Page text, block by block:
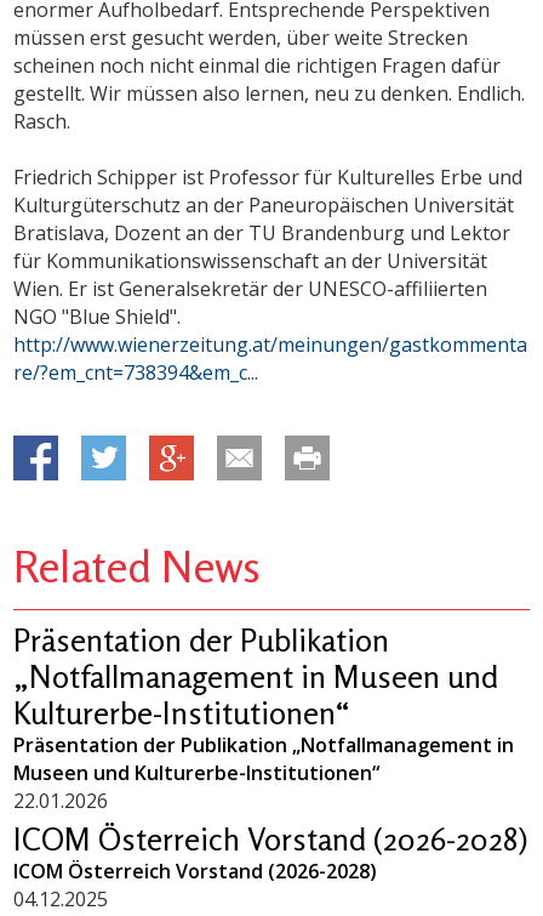
enormer Aufholbedarf. Entsprechende Perspektiven
müssen erst gesucht werden, über weite Strecken
scheinen noch nicht einmal die richtigen Fragen dafür
gestellt. Wir müssen also lernen, neu zu denken. Endlich.
Rasch.
Friedrich Schipper ist Professor für Kulturelles Erbe und
Kulturgüterschutz an der Paneuropäischen Universität
Bratislava, Dozent an der TU Brandenburg und Lektor
für Kommunikationswissenschaft an der Universität
Wien. Er ist Generalsekretär der UNESCO-affiliierten
NGO "Blue Shield".
http://www.wienerzeitung.at/meinungen/gastkommenta
re/?em_cnt=738394&em_c...
Related News
Präsentation der Publikation
„Notfallmanagement in Museen und
Kulturerbe-Institutionen“
Präsentation der Publikation „Notfallmanagement in
Museen und Kulturerbe-Institutionen“
22.01.2026
ICOM Österreich Vorstand (2026-2028)
ICOM Österreich Vorstand (2026-2028)
04.12.2025